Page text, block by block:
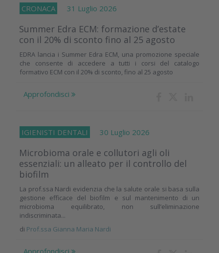
CRONACA 31 Luglio 2026
Summer Edra ECM: formazione d’estate
con il 20% di sconto fino al 25 agosto
EDRA lancia i Summer Edra ECM, una promozione speciale
che consente di accedere a tutti i corsi del catalogo
formativo ECM con il 20% di sconto, fino al 25 agosto
Approfondisci
IGIENISTI DENTALI 30 Luglio 2026
Microbioma orale e collutori agli oli
essenziali: un alleato per il controllo del
biofilm
La prof.ssa Nardi evidenzia che la salute orale si basa sulla
gestione efficace del biofilm e sul mantenimento di un
microbioma equilibrato, non sull’eliminazione
indiscriminata...
di Prof.ssa Gianna Maria Nardi